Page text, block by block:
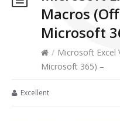
Macros
Microsoft
/ Microsoft Excel
Microsoft 365) –
Excellent